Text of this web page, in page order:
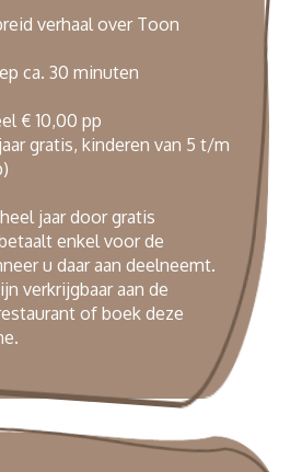
verhaal over Toon
ca. 30 minuten
€ 10,00 pp
gratis, kinderen van 5 t/m
jaar door gratis
enkel voor de
u daar aan deelneemt.
verkrijgbaar aan de
of boek deze
.